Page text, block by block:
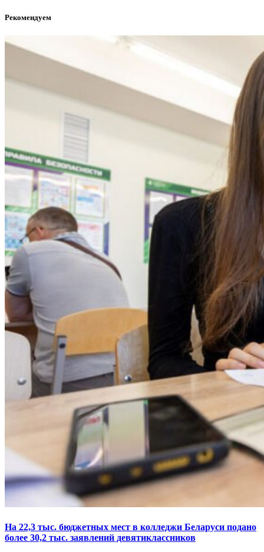
Рекомендуем
На 22,3 тыс. бюджетных мест в колледжи Беларуси подано
более 30,2 тыс. заявлений девятиклассников